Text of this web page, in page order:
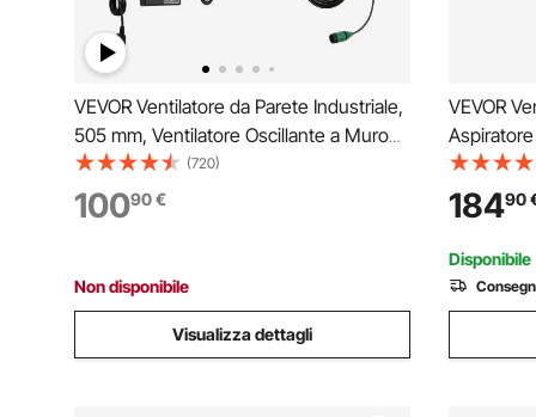
VEVOR Ventilatore da Parete Industriale,
505 mm, Ventilatore Oscillante a Muro
con Nebulizzazione, IP44, 3 Velocità,
Telecomando, Flusso d'Aria Potente, per
Officine, Garage e Ambienti Commerciali
(720)
10090€
Non disponibile
Visualizza dettagli
VEVOR
304,8 mm
Cavo di
Portatile
18490
Disponibile